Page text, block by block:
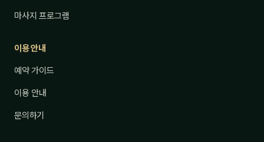
마사지 프로그램
이용 안내
예약 가이드
이용 안내
문의하기